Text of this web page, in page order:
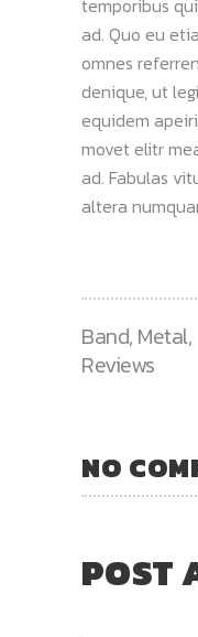
temporibus
ad. Quo eu
omnes
denique, ut
equidem
movet elitr
ad. Fabulas
altera
Band, Metal,
Reviews
NO
POST